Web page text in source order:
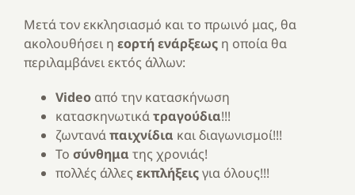
Μετά τον εκκλησιασμό και το πρωινό μας, θα
ακολουθήσει η εορτή ενάρξεως η οποία θα
περιλαμβάνει εκτός άλλων:
Video από την κατασκήνωση
κατασκηνωτικάτραγούδια!!!
ζωντανάπαιχνίδια και διαγωνισμοί!!!
Το σύνθημα της χρονιάς!
πολλές άλλες εκπλήξειςγια όλους!!!